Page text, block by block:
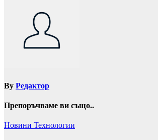
By Редактор
Препоръчваме ви също..
Новини Технологии